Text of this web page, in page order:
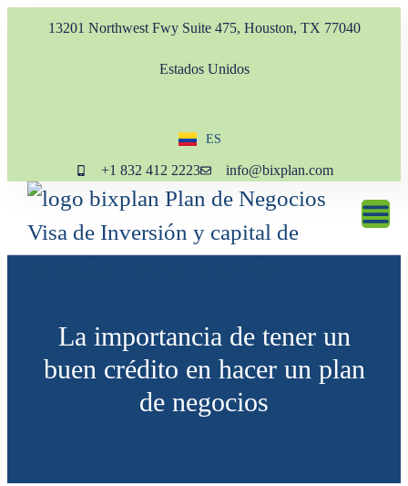
13201 Northwest Fwy Suite 475, Houston, TX 77040
Estados Unidos
ES
EN
+1 832 412 2223 info@bixplan.com
La importancia de tener un
buen crédito en hacer un plan
de negocios